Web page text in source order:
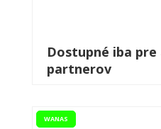
Dostupné iba
partnerov
WANAS